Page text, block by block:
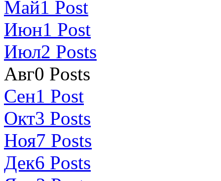
Май1 Post
Июн1 Post
Июл2 Posts
Авг0 Posts
Сен1 Post
Окт3 Posts
Ноя7 Posts
Дек6 Posts